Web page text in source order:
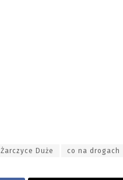
Żarczyce Duże co na drogach